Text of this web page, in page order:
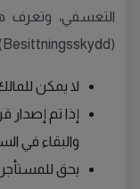
التعسفي، وتعرف
(Besittningsskydd)، والذي ينص على ما يلي:
لا يمكن
إذا تم إصدار
والبقاء في
يحق